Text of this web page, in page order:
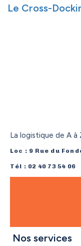
Le Cross-
La logistique de A
Loc : 9 Rue du
Tél : 02 40 73 54 06
Nos services